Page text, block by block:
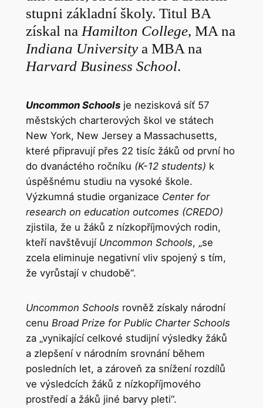
stupni základní školy. Titul BA
získal na Hamilton College, MA na
Indiana Universitya MBA na
Harvard Business School.
Uncommon Schoolsje nezisková síť 57
městských charterových škol ve státech
New York, New Jersey a Massachusetts,
které připravují přes 22 tisíc žáků od první ho
do dvanáctého ročníku (K-12 students) k
úspěšnému studiu na vysoké škole.
Výzkumná studie organizace Center for
research on education outcomes (CREDO)
zjistila, že u žáků z nízkopříjmových rodin,
kteří navštěvují Uncommon Schools, „se
zcela eliminuje negativní vliv spojený s tím,
že vyrůstají v chudobě“.
Uncommon Schools rovněž získaly národní
cenu Broad Prize for Public Charter Schools
za „vynikající celkové studijní výsledky žáků
a zlepšení v národním srovnání během
posledních let, a zároveň za snížení rozdílů
ve výsledcích žáků z nízkopříjmového
prostředí a žáků jiné barvy pleti“.